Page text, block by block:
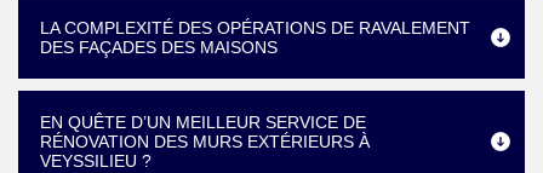
LA COMPLEXITÉ DES OPÉRATIONS DE RAVALEMENT
DES FAÇADES DES MAISONS
EN QUÊTE D’UN MEILLEUR SERVICE DE
RÉNOVATION DES MURS EXTÉRIEURS À
VEYSSILIEU ?